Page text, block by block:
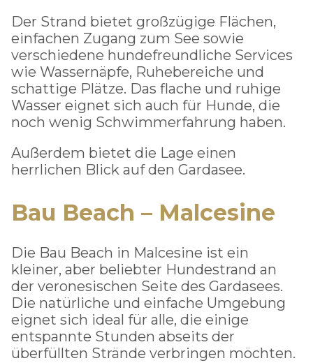
Der Strand bietet großzügige Flächen,
einfachen Zugang zum See sowie
verschiedene hundefreundliche Services
wie Wassernäpfe, Ruhebereiche und
schattige Plätze. Das flache und ruhige
Wasser eignet sich auch für Hunde, die
noch wenig Schwimmerfahrung haben.
Außerdem bietet die Lage einen
herrlichen Blick auf den Gardasee.
Bau Beach – Malcesine
Die Bau Beach in Malcesine ist ein
kleiner, aber beliebter Hundestrand an
der veronesischen Seite des Gardasees.
Die natürliche und einfache Umgebung
eignet sich ideal für alle, die einige
entspannte Stunden abseits der
überfüllten Strände verbringen möchten.